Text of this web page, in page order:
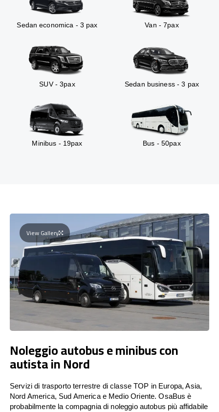
Sedan economica - 3 pax Van - 7pax
SUV - 3pax Sedan business - 3 pax
Minibus - 19pax Bus - 50pax
View Gallery
Noleggio autobus e minibus con
autista in Nord
Servizi di trasporto terrestre di classe TOP in Europa, Asia,
Nord America, Sud America e Medio Oriente. OsaBus è
probabilmente la compagnia di noleggio autobus più affidabile